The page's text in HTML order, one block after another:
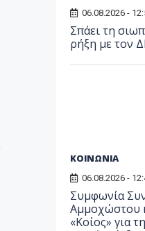
06.08.2026 -
Σπάει τη
ρήξη με τον
ΚΟΙΝΩΝΙΑ
06.08.2026 -
Συμφωνία
Αμμοχώστου
«Κοίος» για